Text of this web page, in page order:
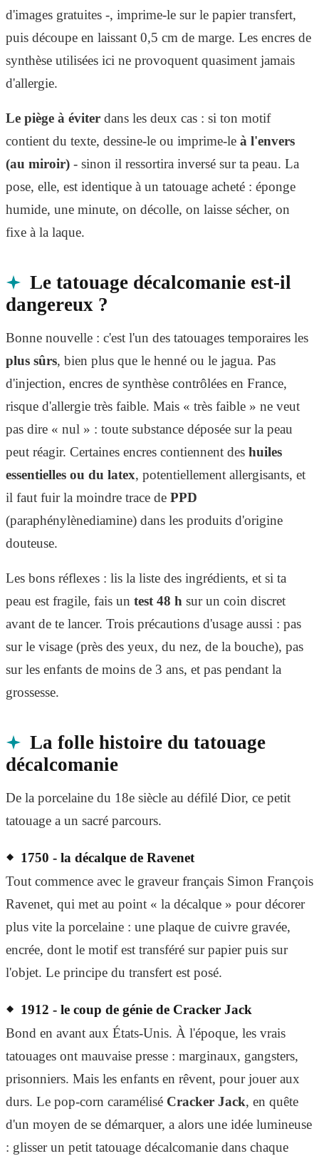
d'images gratuites -, imprime-le sur le papier transfert,
puis découpe en laissant 0,5 cm de marge. Les encres de
synthèse utilisées ici ne provoquent quasiment jamais
d'allergie.
Le piège à éviter dans les deux cas : si ton motif
contient du texte, dessine-le ou imprime-le à l'envers
(au miroir) - sinon il ressortira inversé sur ta peau. La
pose, elle, est identique à un tatouage acheté : éponge
humide, une minute, on décolle, on laisse sécher, on
fixe à la laque.
Le tatouage décalcomanie est-il
dangereux ?
Bonne nouvelle : c'est l'un des tatouages temporaires les
plus sûrs, bien plus que le henné ou le jagua. Pas
d'injection, encres de synthèse contrôlées en France,
risque d'allergie très faible. Mais « très faible » ne veut
pas dire « nul » : toute substance déposée sur la peau
peut réagir. Certaines encres contiennent des huiles
essentielles ou du latex, potentiellement allergisants, et
il faut fuir la moindre trace de PPD
(paraphénylènediamine) dans les produits d'origine
douteuse.
Les bons réflexes : lis la liste des ingrédients, et si ta
peau est fragile, fais un test 48 h sur un coin discret
avant de te lancer. Trois précautions d'usage aussi : pas
sur le visage (près des yeux, du nez, de la bouche), pas
sur les enfants de moins de 3 ans, et pas pendant la
grossesse.
La folle histoire du tatouage
décalcomanie
De la porcelaine du 18e siècle au défilé Dior, ce petit
tatouage a un sacré parcours.
1750 - la décalque de Ravenet
Tout commence avec le graveur français Simon François
Ravenet, qui met au point « la décalque » pour décorer
plus vite la porcelaine : une plaque de cuivre gravée,
encrée, dont le motif est transféré sur papier puis sur
l'objet. Le principe du transfert est posé.
1912 - le coup de génie de Cracker Jack
Bond en avant aux États-Unis. À l'époque, les vrais
tatouages ont mauvaise presse : marginaux, gangsters,
prisonniers. Mais les enfants en rêvent, pour jouer aux
durs. Le pop-corn caramélisé Cracker Jack, en quête
d'un moyen de se démarquer, a alors une idée lumineuse
: glisser un petit tatouage décalcomanie dans chaque